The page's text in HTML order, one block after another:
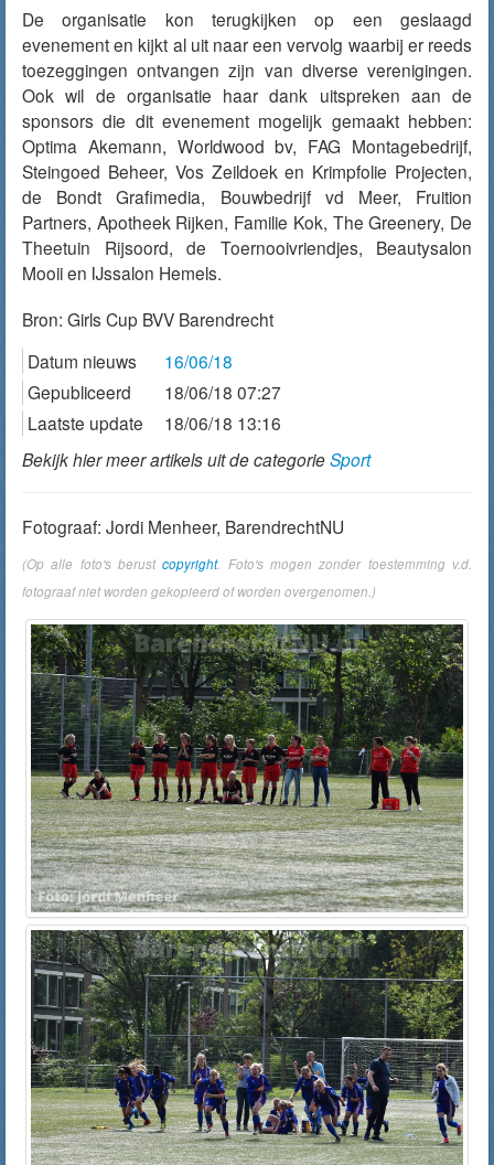
De organisatie kon terugkijken op een geslaagd
evenement en kijkt al uit naar een vervolg waarbij er reeds
toezeggingen ontvangen zijn van diverse verenigingen.
Ook wil de organisatie haar dank uitspreken aan de
sponsors die dit evenement mogelijk gemaakt hebben:
Optima Akemann, Worldwood bv, FAG Montagebedrijf,
Steingoed Beheer, Vos Zeildoek en Krimpfolie Projecten,
de Bondt Grafimedia, Bouwbedrijf vd Meer, Fruition
Partners, Apotheek Rijken, Familie Kok, The Greenery, De
Theetuin Rijsoord, de Toernooivriendjes, Beautysalon
Mooii en IJssalon Hemels.
Bron: Girls Cup BVV Barendrecht
Datum nieuws
16/06/18
Gepubliceerd
18/06/18 07:27
Laatste update
18/06/18 13:16
Bekijk hier meer artikels uit de categorieSport
Fotograaf: Jordi Menheer, BarendrechtNU
(Op alle foto's berustcopyright. Foto's mogen zonder toestemming v.d.
fotograaf niet worden gekopieerd of worden overgenomen.)